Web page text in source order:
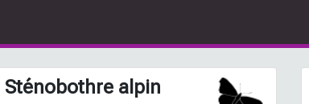
Sténobothre alpin